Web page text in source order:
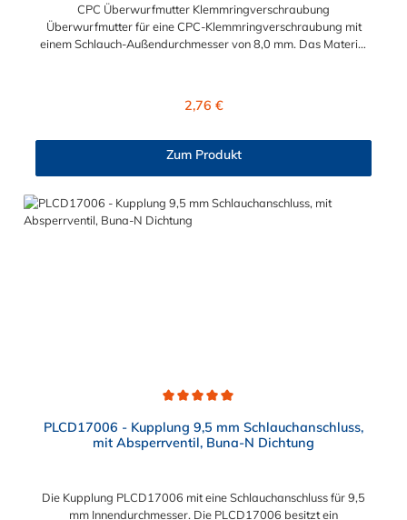
CPC Überwurfmutter Klemmringverschraubung
Überwurfmutter für eine CPC-Klemmringverschraubung mit
einem Schlauch-Außendurchmesser von 8,0 mm. Das Material
Regulärer Preis:
2,76 €
Zum Produkt
PLCD17006 - Kupplung 9,5 mm Schlauchanschluss,
mit Absperrventil, Buna-N Dichtung
Die Kupplung PLCD17006 mit eine Schlauchanschluss für 9,5
mm Innendurchmesser. Die PLCD17006 besitzt ein